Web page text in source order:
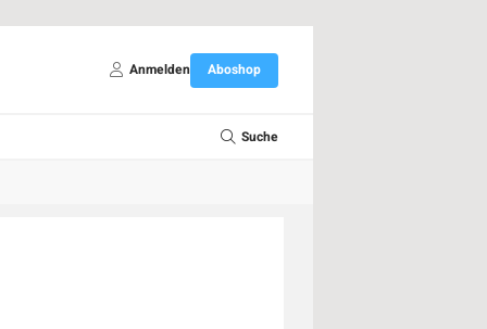
Anmelden Aboshop
Suche